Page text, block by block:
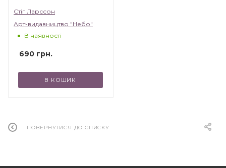
Стіг Ларссон
Арт-видавництво "Небо"
В наявності
690 грн.
В КОШИК
ПОВЕРНУТИСЯ ДО СПИСКУ